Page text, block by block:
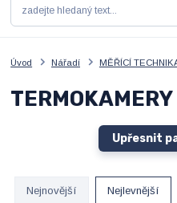
Úvod Nářadí MĚŘÍCÍ
TERMOKAMERY
Upřesnit
Nejnovější Nejlevnější